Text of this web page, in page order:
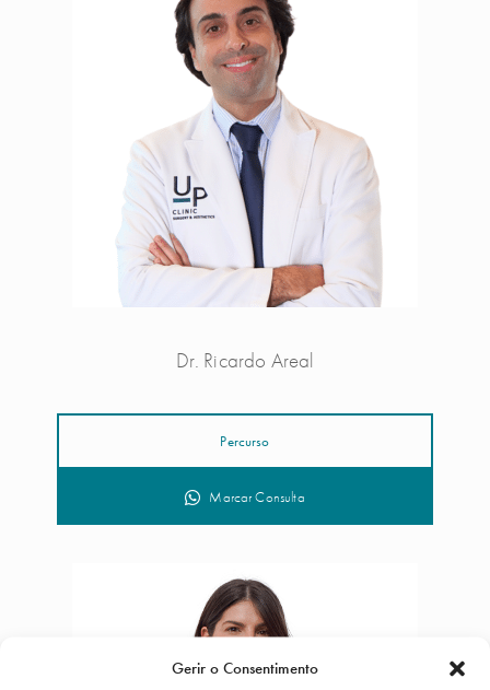
Gerir o Consentimento
Dr. Ricardo Areal
Percurso
Marcar Consulta